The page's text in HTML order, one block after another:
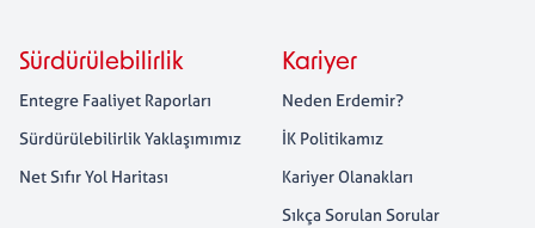
Sürdürülebilirlik
Entegre Faaliyet Raporları
Sürdürülebilirlik Yaklaşımımız
Net Sıfır Yol Haritası
Kariyer
Neden Erdemir?
İK Politikamız
Kariyer Olanakları
Sıkça Sorulan Sorular